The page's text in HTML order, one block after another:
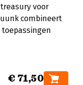
voor
combineert
€ 71,50